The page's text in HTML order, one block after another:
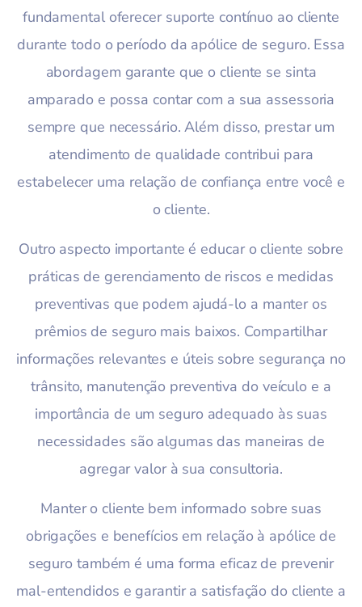
fundamental oferecer suporte contínuo ao cliente
durante todo o período da apólice de seguro. Essa
abordagem garante que o cliente se sinta
amparado e possa contar com a sua assessoria
sempre que necessário. Além disso, prestar um
atendimento de qualidade contribui para
estabelecer uma relação de confiança entre você e
o cliente.
Outro aspecto importante é educar o cliente sobre
práticas de gerenciamento de riscos e medidas
preventivas que podem ajudá-lo a manter os
prêmios de seguro mais baixos. Compartilhar
informações relevantes e úteis sobre segurança no
trânsito, manutenção preventiva do veículo e a
importância de um seguro adequado às suas
necessidades são algumas das maneiras de
agregar valor à sua consultoria.
Manter o cliente bem informado sobre suas
obrigações e benefícios em relação à apólice de
seguro também é uma forma eficaz de prevenir
mal-entendidos e garantir a satisfação do cliente a